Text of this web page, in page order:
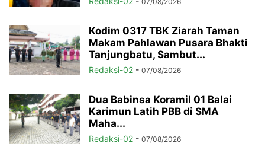
Kodim 0317 TBK Ziarah Taman
Makam Pahlawan Pusara Bhakti
Tanjungbatu, Sambut...
Redaksi-02 - 07/08/2026
Dua Babinsa Koramil 01 Balai
Karimun Latih PBB di SMA
Maha...
Redaksi-02 - 07/08/2026